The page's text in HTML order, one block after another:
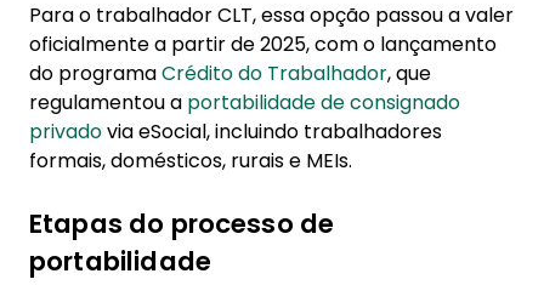
4.2. Quando recorrer a outros bancos ou
instituições
4.3. Como registrar reclamação em órgãos
de defesa do consumidor
5. Direitos do trabalhador CLT na
5.1. Garantias previstas na legislação
5.2. Prazos e procedimentos que o banco
Para o trabalhador CLT, essa opção passou a valer
oficialmente a partir de 2025, com o lançamento
do programaCrédito do Trabalhador, que
regulamentou a portabilidade de consignado
privadovia eSocial, incluindo trabalhadores
formais, domésticos, rurais e MEIs.
Etapas do processo de
portabilidade